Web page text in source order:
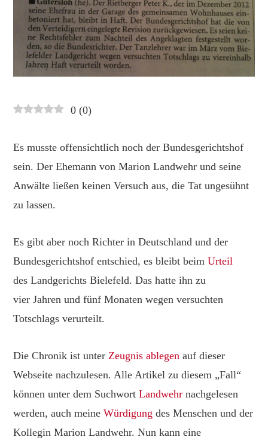
0 (0)
Es musste offensichtlich noch der Bundesgerichtshof
sein. Der Ehemann von Marion Landwehr und seine
Anwälte ließen keinen Versuch aus, die Tat ungesühnt
zu lassen.
Es gibt aber noch Richter in Deutschland und der
Bundesgerichtshof entschied, es bleibt beimUrteil
des Landgerichts Bielefeld. Das hatte ihn zu
vier Jahren und fünf Monaten wegen versuchten
Totschlags verurteilt.
Die Chronik ist unterZeugnis ablegen auf dieser
Webseite nachzulesen. Alle Artikel zu diesem „Fall“
können unter dem SuchwortLandwehr nachgelesen
werden, auch meineWürdigung des Menschen und der
Kollegin Marion Landwehr. Nun kann eine